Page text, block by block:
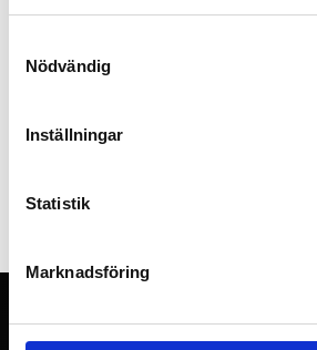
Nödvändig
Inställningar
Statistik
Marknadsföring
Upptäck hur våra tjänster gör skillnad